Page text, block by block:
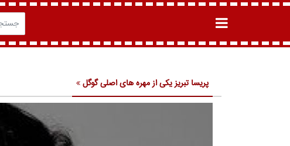
پریسا تبریز یکی از مهره های اصلی گوگل